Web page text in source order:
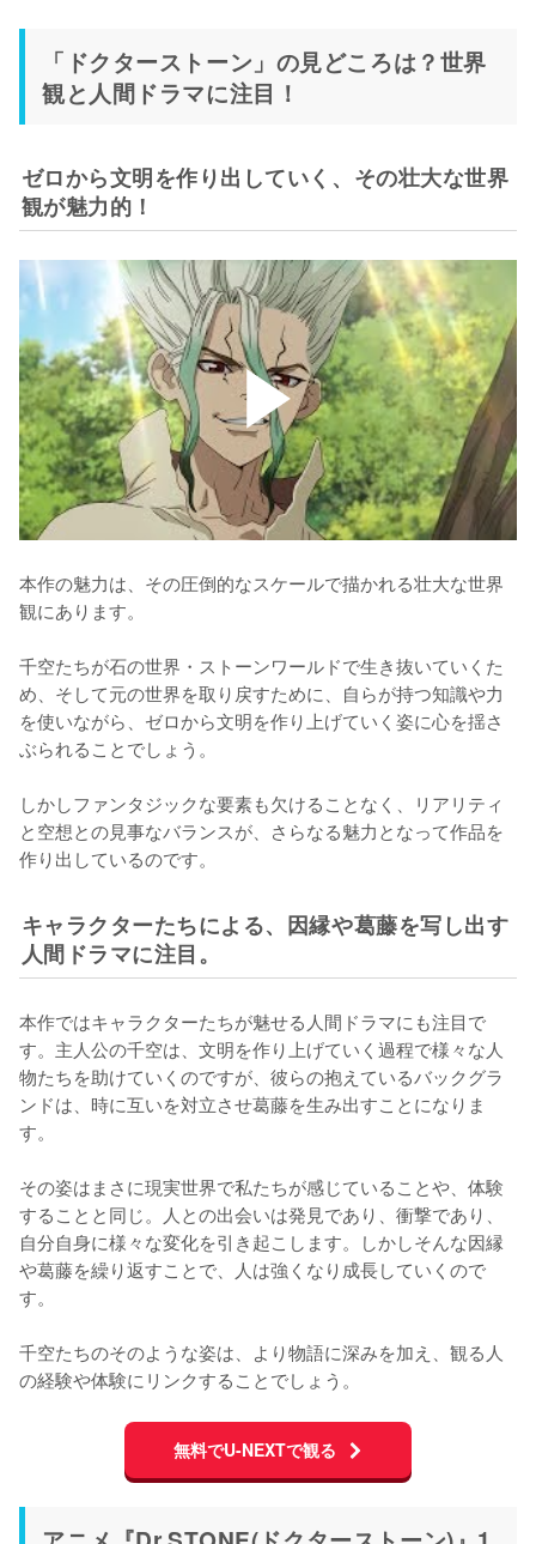
「ドクターストーン」の見どころは？世界
観と人間ドラマに注目！
ゼロから文明を作り出していく、その壮大な世界
観が魅力的！
本作の魅力は、その圧倒的なスケールで描かれる壮大な世界
観にあります。
千空たちが石の世界・ストーンワールドで生き抜いていくた
め、そして元の世界を取り戻すために、自らが持つ知識や力
を使いながら、ゼロから文明を作り上げていく姿に心を揺さ
ぶられることでしょう。
しかしファンタジックな要素も欠けることなく、リアリティ
と空想との見事なバランスが、さらなる魅力となって作品を
作り出しているのです。
キャラクターたちによる、因縁や葛藤を写し出す
人間ドラマに注目。
本作ではキャラクターたちが魅せる人間ドラマにも注目で
す。主人公の千空は、文明を作り上げていく過程で様々な人
物たちを助けていくのですが、彼らの抱えているバックグラ
ンドは、時に互いを対立させ葛藤を生み出すことになりま
す。
その姿はまさに現実世界で私たちが感じていることや、体験
することと同じ。人との出会いは発見であり、衝撃であり、
自分自身に様々な変化を引き起こします。しかしそんな因縁
や葛藤を繰り返すことで、人は強くなり成長していくので
す。
千空たちのそのような姿は、より物語に深みを加え、観る人
の経験や体験にリンクすることでしょう。
無料でU-NEXTで観る